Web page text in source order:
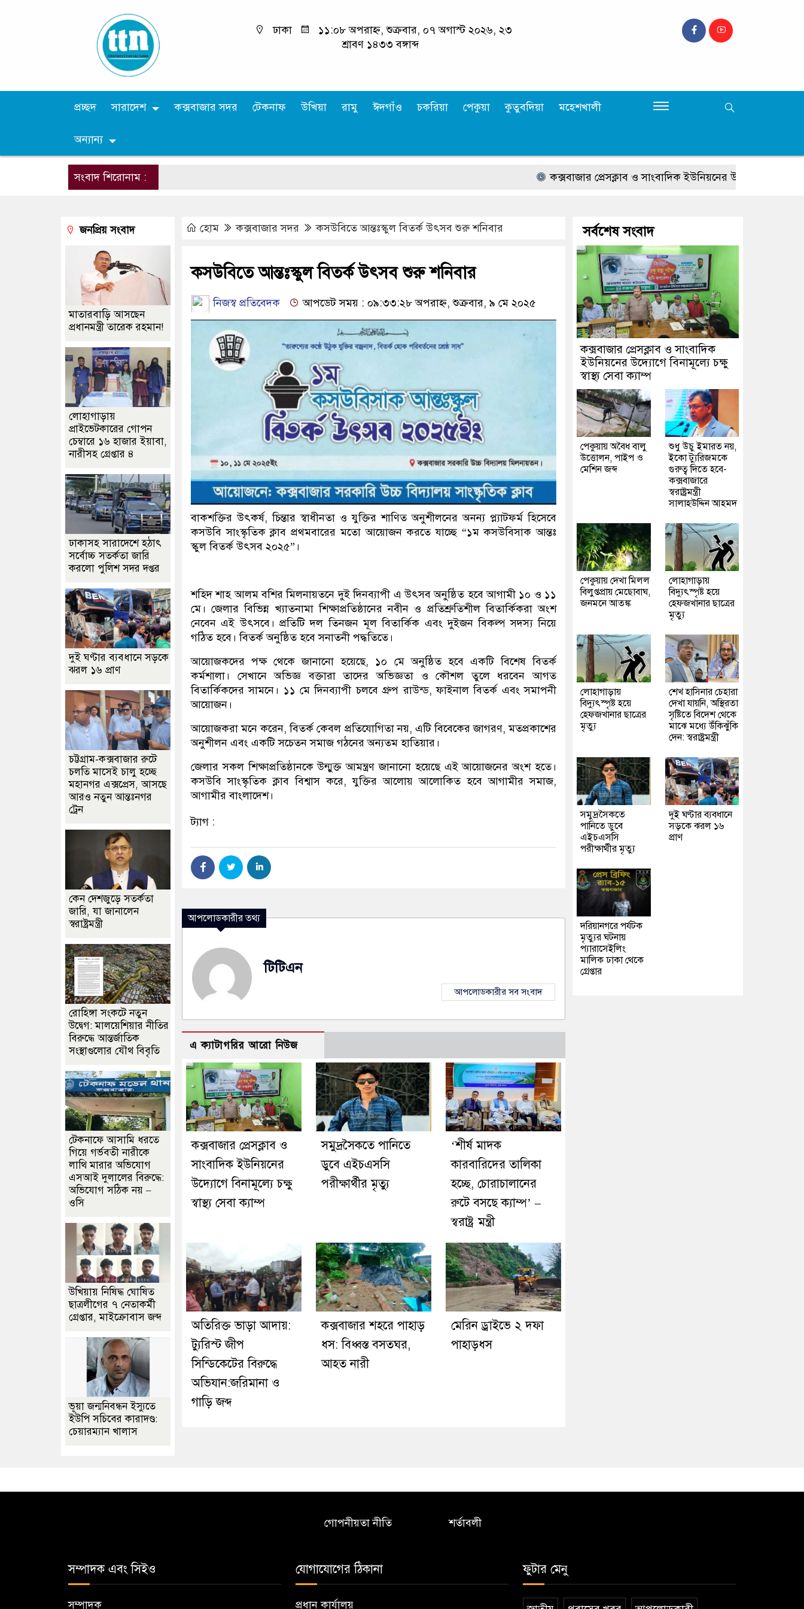
ঢাকা
১১:০৮ অপরাহ্ন, শুক্রবার, ০৭ অগাস্ট ২০২৬, ২৩
শ্রাবণ ১৪৩৩ বঙ্গাব্দ
প্রচ্ছদ সারাদেশ কক্সবাজার সদর টেকনাফ উখিয়া রামু ঈদগাঁও চকরিয়া পেকুয়া কুতুবদিয়া মহেশখালী
অন্যান্য
সংবাদ শিরোনাম : কক্সবাজার প্রেসক্লাব ও সাংবাদিক ইউনিয়নের উদ্যোগে বিনামূল্যে চক্ষু
হোম কক্সবাজার সদর কসউবিতে আন্তঃস্কুল বিতর্ক উৎসব শুরু শনিবার
কসউবিতে আন্তঃস্কুল বিতর্ক উৎসব শুরু শনিবার
নিজস্ব প্রতিবেদক আপডেট সময় : ০৯:৩৩:২৮ অপরাহ্ন, শুক্রবার, ৯ মে ২০২৫
বাকশক্তির উৎকর্ষ, চিন্তার স্বাধীনতা ও যুক্তির শাণিত অনুশীলনের অনন্য প্ল্যাটফর্ম হিসেবে
কসউবি সাংস্কৃতিক ক্লাব প্রথমবারের মতো আয়োজন করতে যাচ্ছে “১ম কসউবিসাক আন্তঃ
স্কুল বিতর্ক উৎসব ২০২৫”।
শহিদ শাহ আলম বশির মিলনায়তনে দুই দিনব্যাপী এ উৎসব অনুষ্ঠিত হবে আগামী ১০ ও ১১
মে। জেলার বিভিন্ন খ্যাতনামা শিক্ষাপ্রতিষ্ঠানের নবীন ও প্রতিশ্রুতিশীল বিতার্কিকরা অংশ
নেবেন এই উৎসবে। প্রতিটি দল তিনজন মূল বিতার্কিক এবং দুইজন বিকল্প সদস্য নিয়ে
গঠিত হবে। বিতর্ক অনুষ্ঠিত হবে সনাতনী পদ্ধতিতে।
আয়োজকদের পক্ষ থেকে জানানো হয়েছে, ১০ মে অনুষ্ঠিত হবে একটি বিশেষ বিতর্ক
কর্মশালা। সেখানে অভিজ্ঞ বক্তারা তাদের অভিজ্ঞতা ও কৌশল তুলে ধরবেন আগত
বিতার্কিকদের সামনে। ১১ মে দিনব্যাপী চলবে গ্রুপ রাউন্ড, ফাইনাল বিতর্ক এবং সমাপনী
আয়োজন।
আয়োজকরা মনে করেন, বিতর্ক কেবল প্রতিযোগিতা নয়, এটি বিবেকের জাগরণ, মতপ্রকাশের
অনুশীলন এবং একটি সচেতন সমাজ গঠনের অন্যতম হাতিয়ার।
জেলার সকল শিক্ষাপ্রতিষ্ঠানকে উন্মুক্ত আমন্ত্রণ জানানো হয়েছে এই আয়োজনের অংশ হতে।
কসউবি সাংস্কৃতিক ক্লাব বিশ্বাস করে, যুক্তির আলোয় আলোকিত হবে আগামীর সমাজ,
আগামীর বাংলাদেশ।
ট্যাগ :
আপলোডকারীর তথ্য
টিটিএন
আপলোডকারীর সব সংবাদ
এ ক্যাটাগরির আরো নিউজ
কক্সবাজার প্রেসক্লাব ও
সাংবাদিক ইউনিয়নের
উদ্যোগে বিনামূল্যে চক্ষু
স্বাস্থ্য সেবা ক্যাম্প
সমুদ্রসৈকতে পানিতে
ডুবে এইচএসসি
পরীক্ষার্থীর মৃত্যু
‘শীর্ষ মাদক
কারবারিদের তালিকা
হচ্ছে, চোরাচালানের
রুটে বসছে ক্যাম্প’ –
স্বরাষ্ট্র মন্ত্রী
অতিরিক্ত ভাড়া আদায়:
ট্যুরিস্ট জীপ
সিন্ডিকেটের বিরুদ্ধে
অভিযান:জরিমানা ও
গাড়ি জব্দ
কক্সবাজার শহরে পাহাড়
ধস: বিধ্বস্ত বসতঘর,
আহত নারী
মেরিন ড্রাইভে ২ দফা
পাহাড়ধস
জনপ্রিয় সংবাদ
মাতারবাড়ি আসছেন
প্রধানমন্ত্রী তারেক রহমান!
লোহাগাড়ায়
প্রাইভেটকারের গোপন
চেম্বারে ১৬ হাজার ইয়াবা,
নারীসহ গ্রেপ্তার ৪
ঢাকাসহ সারাদেশে হঠাৎ
সর্বোচ্চ সতর্কতা জা‌রি
করলো পুলিশ সদর দপ্তর
দুই ঘণ্টার ব্যবধানে সড়কে
ঝরল ১৬ প্রাণ
চট্টগ্রাম-কক্সবাজার রুটে
চলতি মাসেই চালু হচ্ছে
মহানগর এক্সপ্রেস, আসছে
আরও নতুন আন্তঃনগর
ট্রেন
কেন দেশজুড়ে সতর্কতা
জারি, যা জানালেন
স্বরাষ্ট্রমন্ত্রী
রোহিঙ্গা সংকটে নতুন
উদ্বেগ: মালয়েশিয়ার নীতির
বিরুদ্ধে আন্তর্জাতিক
সংস্থাগুলোর যৌথ বিবৃতি
টেকনাফে আসামি ধরতে
গিয়ে গর্ভবতী নারীকে
লাথি মারার অভিযোগ
এসআই দুলালের বিরুদ্ধে:
অভিযোগ সঠিক নয় –
ওসি
উখিয়ায় নিষিদ্ধ ঘোষিত
ছাত্রলীগের ৭ নেতাকর্মী
গ্রেপ্তার, মাইক্রোবাস জব্দ
ভূয়া জন্মনিবন্ধন ইস্যুতে
ইউপি সচিবের কারাদণ্ড:
চেয়ারম্যান খালাস
সর্বশেষ সংবাদ
কক্সবাজার প্রেসক্লাব ও সাংবাদিক
ইউনিয়নের উদ্যোগে বিনামূল্যে চক্ষু
স্বাস্থ্য সেবা ক্যাম্প
পেকুয়ায় অবৈধ বালু
উত্তোলন, পাইপ ও
মেশিন জব্দ
শুধু উচু ইমারত নয়,
ইকো ট্যুরিজমকে
গুরুত্ব দিতে হবে-
কক্সবাজারে
স্বরাষ্ট্রমন্ত্রী
সালাহউদ্দিন আহমদ
পেকুয়ায় দেখা মিলল
বিলুপ্তপ্রায় মেছোবাঘ,
জনমনে আতঙ্ক
লোহাগাড়ায়
বিদ্যুৎস্পৃষ্ট হয়ে
হেফজখানার ছাত্রের
মৃত্যু
লোহাগাড়ায়
বিদ্যুৎস্পৃষ্ট হয়ে
হেফজখানার ছাত্রের
মৃত্যু
শেখ হাসিনার চেহারা
দেখা যায়নি, অস্থিরতা
সৃষ্টিতে বিদেশ থেকে
মাঝে মধ্যে উঁকিঝুঁকি
দেন: স্বরাষ্ট্রমন্ত্রী
সমুদ্রসৈকতে
পানিতে ডুবে
এইচএসসি
পরীক্ষার্থীর মৃত্যু
দুই ঘণ্টার ব্যবধানে
সড়কে ঝরল ১৬
প্রাণ
দরিয়ানগরে পর্যটক
মৃত্যুর ঘটনায়
প্যারাসেইলিং
মালিক ঢাকা থেকে
গ্রেপ্তার
গোপনীয়তা নীতি শর্তাবলী
সম্পাদক এবং সিইও
সম্পাদক
যোগাযোগের ঠিকানা
প্রধান কার্যালয়
ফুটার মেনু